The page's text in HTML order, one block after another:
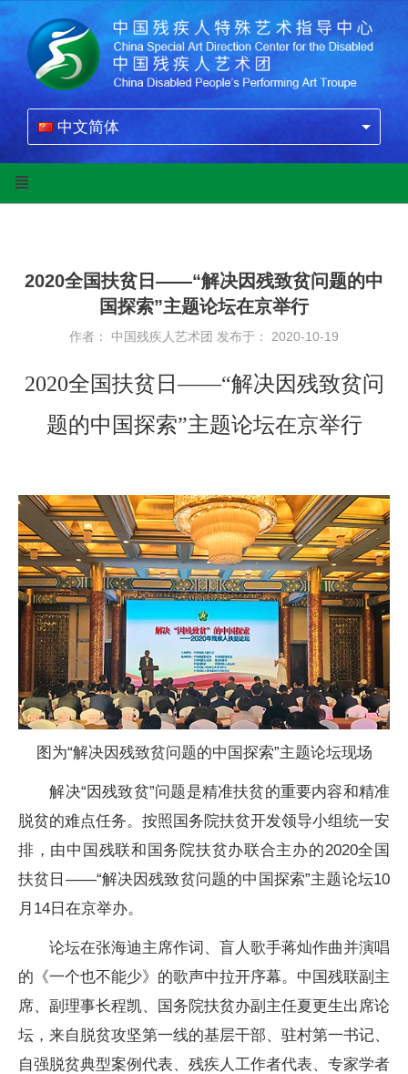
中文简体
2020全国扶贫日——“解决因残致贫问题的中
国探索”主题论坛在京举行
作者： 中国残疾人艺术团 发布于： 2020-10-19
2020全国扶贫日——“解决因残致贫问
题的中国探索”主题论坛在京举行
图为“解决因残致贫问题的中国探索”主题论坛现场
解决“因残致贫”问题是精准扶贫的重要内容和精准
脱贫的难点任务。按照国务院扶贫开发领导小组统一安
排，由中国残联和国务院扶贫办联合主办的2020全国
扶贫日——“解决因残致贫问题的中国探索”主题论坛10
月14日在京举办。
论坛在张海迪主席作词、盲人歌手蒋灿作曲并演唱
的《一个也不能少》的歌声中拉开序幕。中国残联副主
席、副理事长程凯、国务院扶贫办副主任夏更生出席论
坛，来自脱贫攻坚第一线的基层干部、驻村第一书记、
自强脱贫典型案例代表、残疾人工作者代表、专家学者